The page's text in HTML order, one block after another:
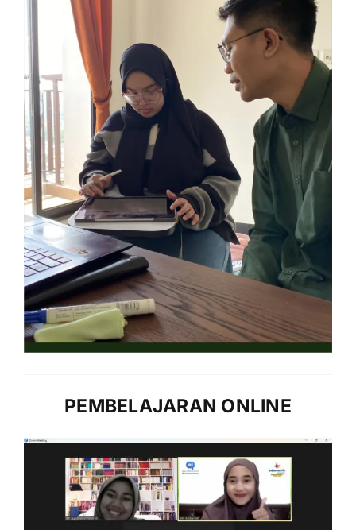
PEMBELAJARAN ONLINE